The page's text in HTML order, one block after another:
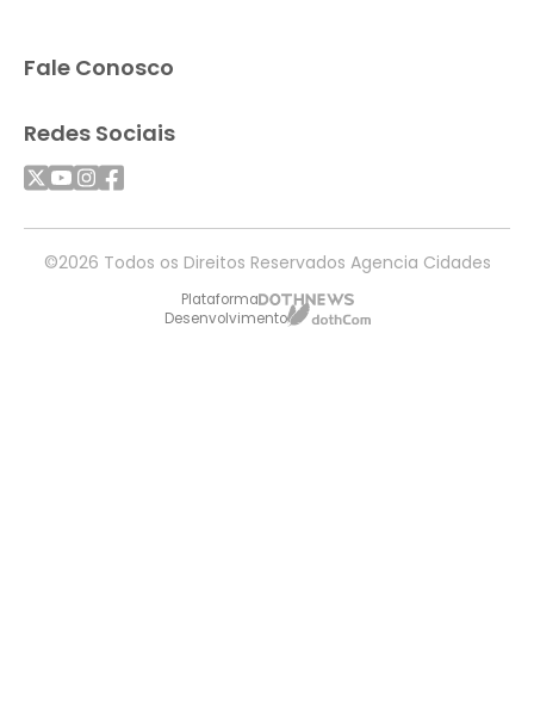
Fale Conosco
Redes Sociais
©2026 Todos os Direitos Reservados Agencia Cidades
Plataforma
Desenvolvimento